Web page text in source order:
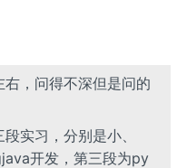
，问得不深但是问的
实习，分别是小、
开发，第三段为py